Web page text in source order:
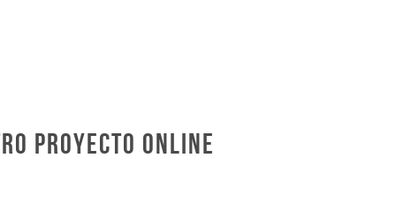
Proyecto Online